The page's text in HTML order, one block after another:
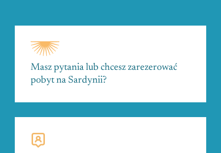
Masz pytania lub chcesz zarezerować
pobyt na Sardynii?